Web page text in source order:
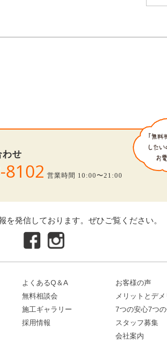
わせ
8102 営業時間 10:00〜21:00
を発信しております。ぜひご覧ください。
よくあるQ＆A
無料相談会
施工ギャラリー
採用情報
お客様の声
メリットとデメ
7つの安心7つ
スタッフ募集
会社案内